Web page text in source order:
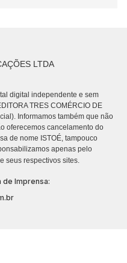
LTDA
digital independente e sem
TRES COMÉRCIO DE
Informamos também que não
oferecemos cancelamento do
de nome ISTOÉ, tampouco
apenas pelo
e seus respectivos sites.
Imprensa: